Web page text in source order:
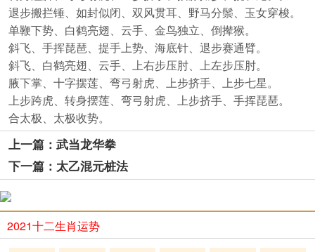
退步搬拦锤、如封似闭、双风贯耳、野马分鬃、玉女穿梭。
单鞭下势、白鹤亮翅、云手、金鸟独立、倒撵猴。
斜飞、手挥琵琶、提手上势、海底针、退步赛通臂。
斜飞、白鹤亮翅、云手、上右步压肘、上左步压肘。
腋下掌、十字摆莲、弯弓射虎、上步挤手、上步七星。
上步跨虎、转身摆莲、弯弓射虎、上步挤手、手挥琵琶。
合太极、太极收势。
上一篇：武当龙华拳
下一篇：太乙混元桩法
2021十二生肖运势